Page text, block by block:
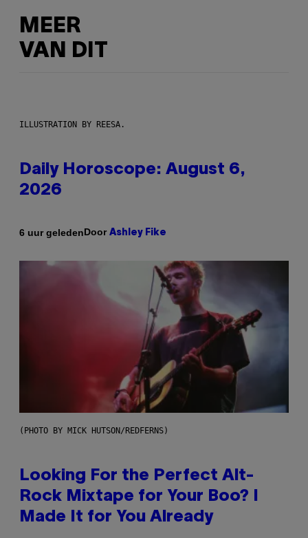
MEER
VAN DIT
ILLUSTRATION BY REESA.
Daily Horoscope: August 6,
2026
6 uur geledenDoor Ashley Fike
(PHOTO BY MICK HUTSON/REDFERNS)
Looking For the Perfect Alt-
Rock Mixtape for Your Boo? I
Made It for You Already